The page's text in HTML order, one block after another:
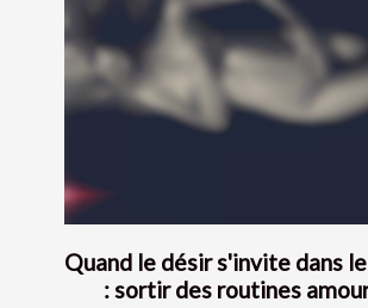
Quand le désir s'invite dans
: sortir des routines